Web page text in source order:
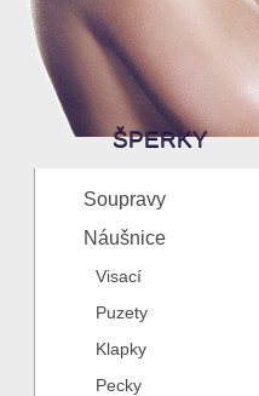
ŠPERKY
Soupravy
Náušnice
Visací
Puzety
Klapky
Pecky